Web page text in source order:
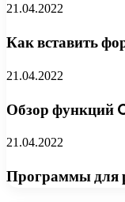
21.04.2022
Как вставить
21.04.2022
Обзор функций
21.04.2022
Программы для